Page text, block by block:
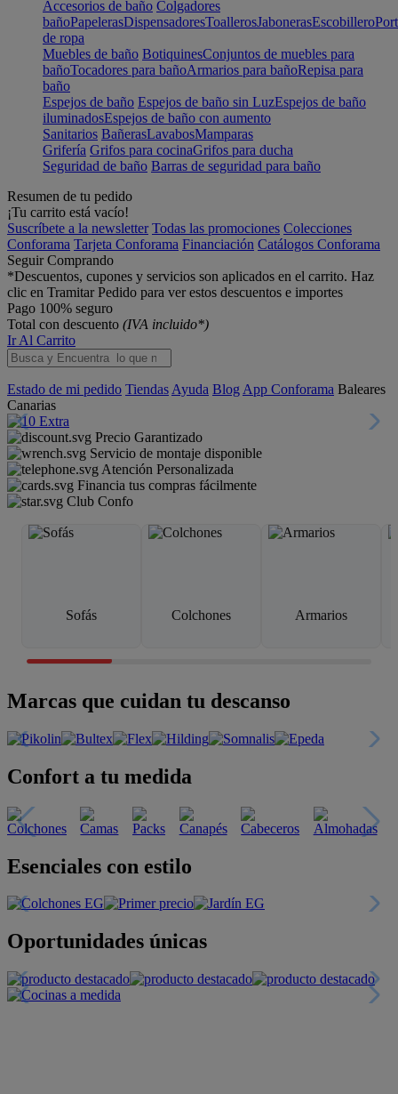
Accesorios de baño Colgadores
bañoPapelerasDispensadoresToallerosJabonerasEscobillero
de ropa
Muebles de baño BotiquinesConjuntos de muebles para
bañoTocadores para bañoArmarios para bañoRepisa para
baño
Espejos de baño Espejos de baño sin LuzEspejos de baño
iluminadosEspejos de baño con aumento
Sanitarios BañerasLavabosMamparas
Grifería Grifos para cocinaGrifos para ducha
Seguridad de baño Barras de seguridad para baño
Resumen de tu pedido
¡Tu carrito está vacío!
Suscríbete a la newsletter Todas las promociones Colecciones
Conforama Tarjeta Conforama Financiación Catálogos Conforama
Seguir Comprando
*Descuentos, cupones y servicios son aplicados en el carrito. Haz
clic en Tramitar Pedido para ver estos descuentos e importes
Pago 100% seguro
Total con descuento (IVA incluido*)
Ir Al Carrito
Estado de mi pedido Tiendas Ayuda Blog App Conforama Baleares
Canarias
Precio Garantizado
Servicio de montaje disponible
Atención Personalizada
Financia tus compras fácilmente
Club Confo
Sofás Colchones Armarios
Marcas que cuidan tu descanso
Confort a tu medida
Esenciales con estilo
Oportunidades únicas